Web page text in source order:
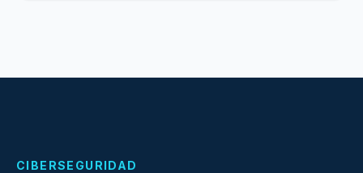
CIBERSEGURIDAD